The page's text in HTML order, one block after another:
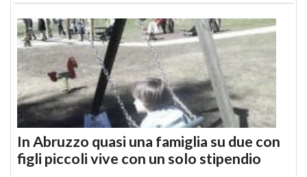
In Abruzzo quasi una famiglia su due con
figli piccoli vive con un solo stipendio